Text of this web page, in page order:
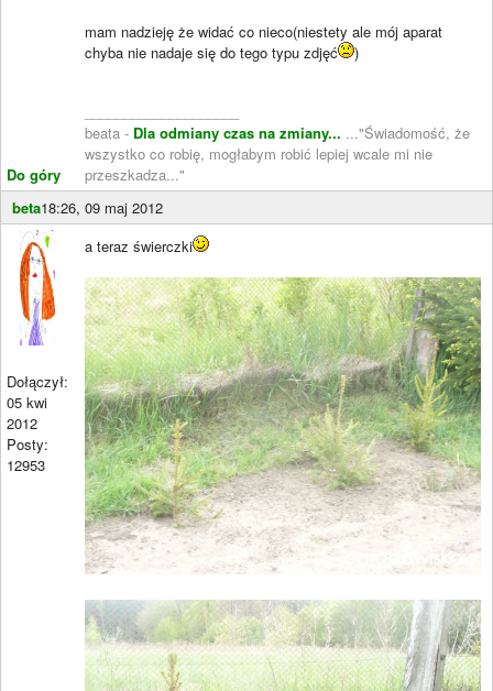
Do góry
mam nadzieję że widać co nieco(niestety ale mój aparat
chyba nie nadaje się do tego typu zdjęć
)
beata - Dla odmiany czas na zmiany... ..."Świadomość, że
wszystko co robię, mogłabym robić lepiej wcale mi nie
przeszkadza..."
beta18:26, 09 maj 2012
Dołączył:
05 kwi
2012
Posty:
12953
a teraz świerczki